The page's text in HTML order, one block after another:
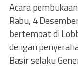
Acara
Rabu, 4
bertempat di
dengan
Basir selaku